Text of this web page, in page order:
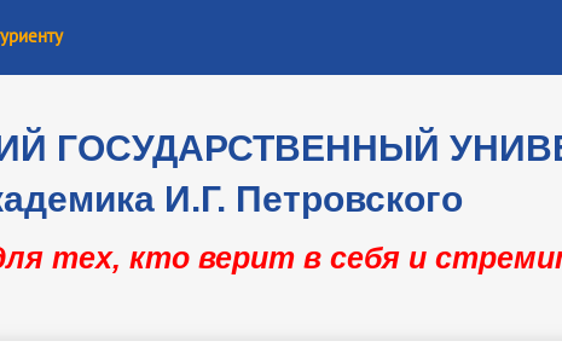
ГОСУДАРСТВЕННЫЙ
И.Г. Петровского
тех, кто верит в себя и